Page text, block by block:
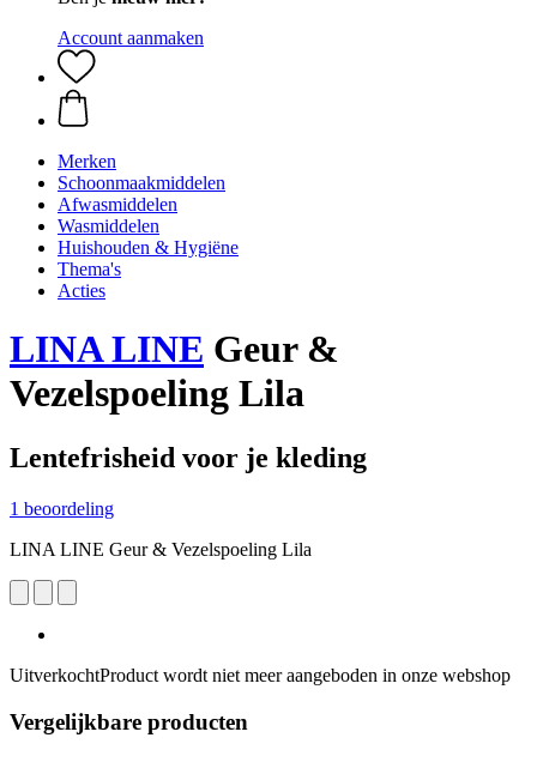
Account aanmaken
Merken
Schoonmaakmiddelen
Afwasmiddelen
Wasmiddelen
Huishouden & Hygiëne
Thema's
Acties
LINA LINE Geur &
Vezelspoeling Lila
Lentefrisheid voor je kleding
1 beoordeling
LINA LINE Geur & Vezelspoeling Lila
UitverkochtProduct wordt niet meer aangeboden in onze webshop
Vergelijkbare producten